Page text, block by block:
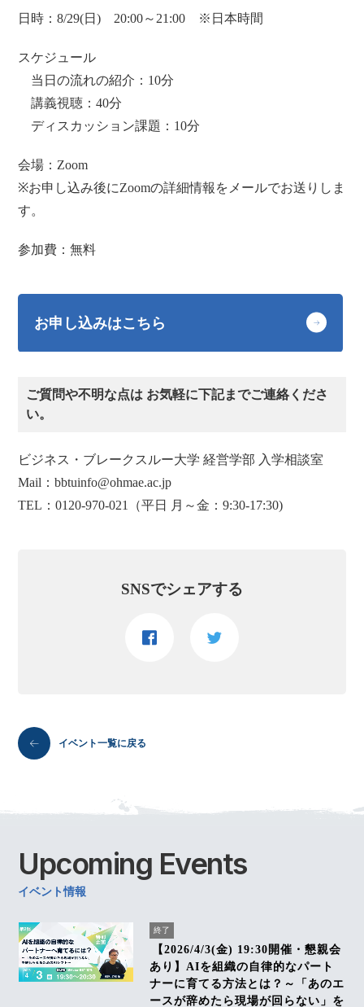
日時：8/29(日) 20:00～21:00 ※日本時間
スケジュール
当日の流れの紹介：10分
講義視聴：40分
ディスカッション課題：10分
会場：Zoom
※お申し込み後にZoomの詳細情報をメールでお送りしま
す。
参加費：無料
お申し込みはこちら
ご質問や不明な点は お気軽に下記までご連絡くださ
い。
ビジネス・ブレークスルー大学 経営学部 入学相談室
Mail：bbtuinfo@ohmae.ac.jp
TEL：0120-970-021（平日 月～金：9:30-17:30)
SNSでシェアする
イベント一覧に戻る
Upcoming Events
イベント情報
終了
【2026/4/3(金) 19:30開催・懇親会
あり】AIを組織の自律的なパート
ナーに育てる方法とは？～「あのエ
ースが辞めたら現場が回らない」を